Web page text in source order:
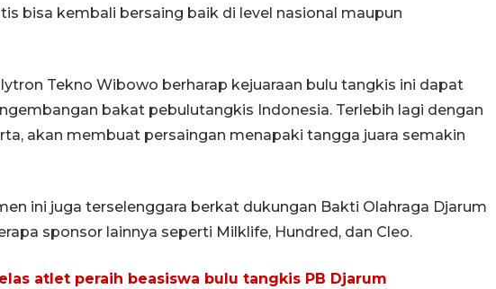
bisa kembali bersaing baik di level nasional maupun
Tekno Wibowo berharap kejuaraan bulu tangkis ini dapat
bakat pebulutangkis Indonesia. Terlebih lagi dengan
akan membuat persaingan menapaki tangga juara semakin
ini juga terselenggara berkat dukungan Bakti Olahraga Djarum
sponsor lainnya seperti Milklife, Hundred, dan Cleo.
atlet peraih beasiswa bulu tangkis PB Djarum